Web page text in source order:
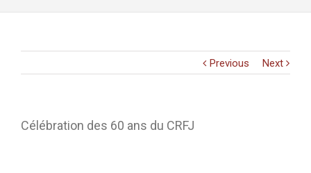
Previous Next
Célébration des 60 ans du CRFJ